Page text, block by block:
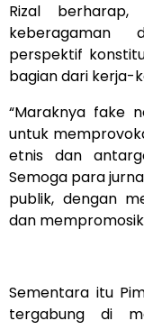
Rizal berharap,
keberagaman
perspektif
bagian dari kerja-
“Maraknya fake
untuk
etnis dan
Semoga para
publik, dengan
dan
Sementara itu
tergabung di